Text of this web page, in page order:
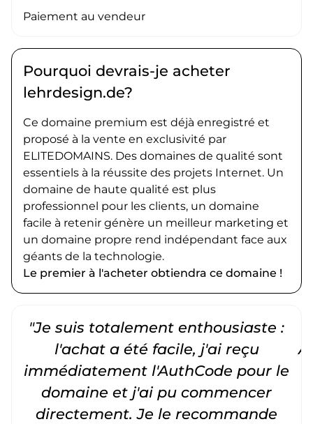
Paiement au vendeur
Pourquoi devrais-je acheter
lehrdesign.de?
Ce domaine premium est déjà enregistré et
proposé à la vente en exclusivité par
ELITEDOMAINS. Des domaines de qualité sont
essentiels à la réussite des projets Internet. Un
domaine de haute qualité est plus
professionnel pour les clients, un domaine
facile à retenir génère un meilleur marketing et
un domaine propre rend indépendant face aux
géants de la technologie.
Le premier à l'acheter obtiendra ce domaine !
"Je suis totalement enthousiaste :
l'achat a été facile, j'ai reçu
immédiatement l'AuthCode pour le
domaine et j'ai pu commencer
directement. Je le recommande